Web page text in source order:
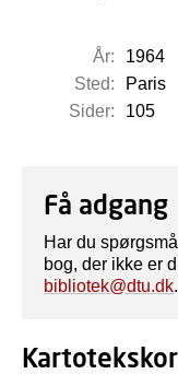
År:
1964
Sted:
Paris
Sider:
105
Få adgang
Har du
bog, der ikke er
bibliotek@dtu.dk.